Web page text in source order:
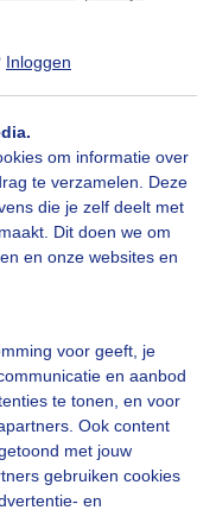
Inloggen
om informatie over
te verzamelen. Deze
die je zelf deelt met
Dit doen we om
en onze websites en
voor geeft, je
en aanbod
te tonen, en voor
Ook content
met jouw
gebruiken cookies
en